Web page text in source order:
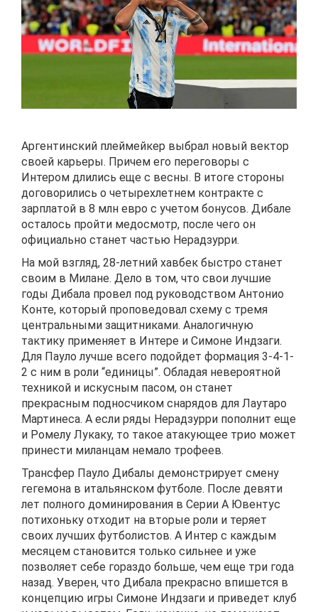
Аргентинский плеймейкер выбрал новый вектор
своей карьеры. Причем его переговоры с
Интером длились еще с весны. В итоге стороны
договорились о четырехлетнем контракте с
зарплатой в 8 млн евро с учетом бонусов. Дибале
осталось пройти медосмотр, после чего он
официально станет частью Нерадзурри.
На мой взгляд, 28-летний хавбек быстро станет
своим в Милане. Дело в том, что свои лучшие
годы Дибала провел под руководством Антонио
Конте, который проповедовал схему с тремя
центральными защитниками. Аналогичную
тактику применяет в Интере и Симоне Индзаги.
Для Пауло лучше всего подойдет формация 3-4-1-
2 с ним в роли “единицы”. Обладая невероятной
техникой и искусным пасом, он станет
прекрасным подносчиком снарядов для Лаутаро
Мартинеса. А если ряды Нерадзурри пополнит еще
и Ромелу Лукаку, то такое атакующее трио может
принести миланцам немало трофеев.
Трансфер Пауло Дибалы демонстрирует смену
гегемона в итальянском футболе. После девяти
лет полного доминирования в Серии А Ювентус
потихоньку отходит на вторые роли и теряет
своих лучших футболистов. А Интер с каждым
месяцем становится только сильнее и уже
позволяет себе гораздо больше, чем еще три года
назад. Уверен, что Дибала прекрасно впишется в
концепцию игры Симоне Индзаги и приведет клуб